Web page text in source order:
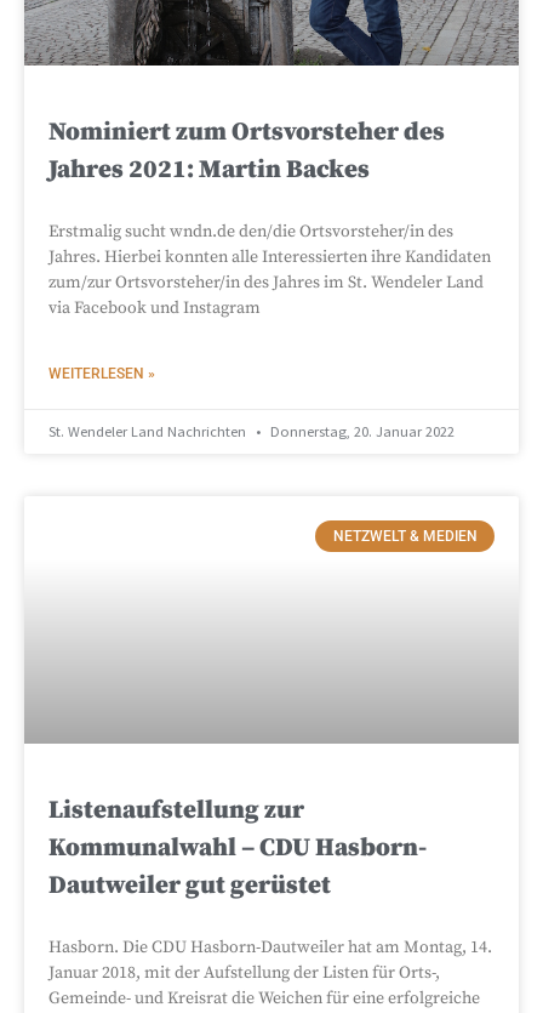
Nominiert zum Ortsvorsteher des
Jahres 2021: Martin Backes
Erstmalig sucht wndn.de den/die Ortsvorsteher/in des
Jahres. Hierbei konnten alle Interessierten ihre Kandidaten
zum/zur Ortsvorsteher/in des Jahres im St. Wendeler Land
via Facebook und Instagram
WEITERLESEN »
St. Wendeler Land Nachrichten Donnerstag, 20. Januar 2022
NETZWELT & MEDIEN
Listenaufstellung zur
Kommunalwahl – CDU Hasborn-
Dautweiler gut gerüstet
Hasborn. Die CDU Hasborn-Dautweiler hat am Montag, 14.
Januar 2018, mit der Aufstellung der Listen für Orts-,
Gemeinde- und Kreisrat die Weichen für eine erfolgreiche